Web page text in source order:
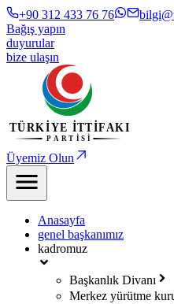
+90 312 433 76 76
Bağış yapın
duyurular
bize ulaşın
Üyemiz Olun
Anasayfa
genel başkanımız
kadromuz
Başkanlık Divanı
Merkez yürütme